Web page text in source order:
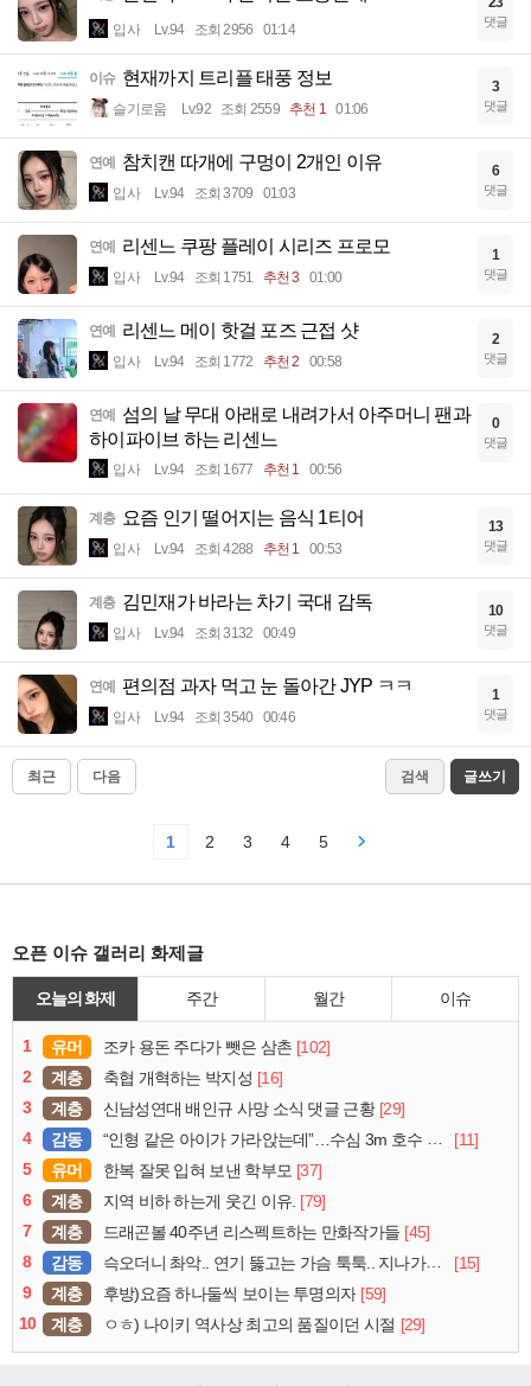
입사 Lv.94 조회 2956 01:14 댓글
이슈 현재까지 트리플 태풍 정보
슬기로움 Lv.92 조회 2559 추천 1 01:06
3
댓글
연예 참치캔 따개에 구멍이 2개인 이유
입사 Lv.94 조회 3709 01:03
6
댓글
연예 리센느 쿠팡 플레이 시리즈 프로모
입사 Lv.94 조회 1751 추천 3 01:00
1
댓글
연예 리센느 메이 핫걸 포즈 근접 샷
입사 Lv.94 조회 1772 추천 2 00:58
2
댓글
연예
섬의 날 무대 아래로 내려가서 아주머니 팬과
하이파이브 하는 리센느
입사 Lv.94 조회 1677 추천 1 00:56
0
댓글
계층 요즘 인기 떨어지는 음식 1티어
입사 Lv.94 조회 4288 추천 1 00:53
13
댓글
계층 김민재가 바라는 차기 국대 감독
입사 Lv.94 조회 3132 00:49
10
댓글
연예 편의점 과자 먹고 눈 돌아간 JYP ㅋㅋ
입사 Lv.94 조회 3540 00:46
1
댓글
최근 다음 검색 글쓰기
1 2 3 4 5
오픈 이슈 갤러리 화제글
오늘의 화제 주간 월간 이슈
1 유머 조카 용돈 주다가 뺏은 삼촌 [102]
2
계층 축협 개혁하는 박지성 [16]
3
계층 신남성연대 배인규 사망 소식 댓글 근황 [29]
4
감동 “인형 같은 아이가 가라앉는데”…수심 3m 호수 뛰어든 60대 의인
[11]
5
유머 한복 잘못 입혀 보낸 학부모 [37]
6
계층 지역 비하 하는게 웃긴 이유. [79]
7
계층 드래곤볼 40주년 리스펙트하는 만화작가들 [45]
8
감동 슥오더니 촤악.. 연기 뚫고는 가슴 툭툭.. 지나가던 아재의 정체
[15]
9
계층 후방)요즘 하나둘씩 보이는 투명의자 [59]
10
계층 ㅇㅎ) 나이키 역사상 최고의 품질이던 시절 [29]